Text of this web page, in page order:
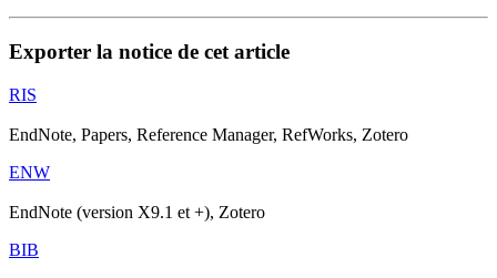
Exporter la notice de cet article
RIS
EndNote, Papers, Reference Manager, RefWorks, Zotero
ENW
EndNote (version X9.1 et +), Zotero
BIB